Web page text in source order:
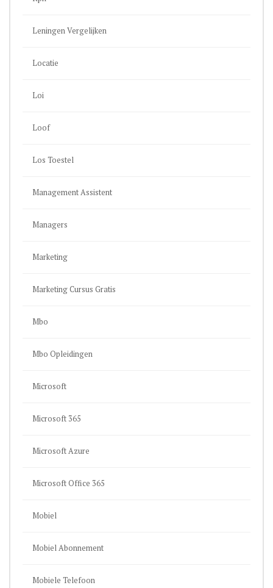
Leningen Vergelijken
Locatie
Loi
Loof
Los Toestel
Management Assistent
Managers
Marketing
Marketing Cursus Gratis
Mbo
Mbo Opleidingen
Microsoft
Microsoft 365
Microsoft Azure
Microsoft Office 365
Mobiel
Mobiel Abonnement
Mobiele Telefoon